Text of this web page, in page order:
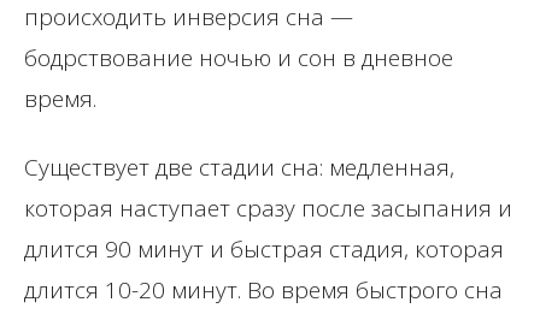
происходить инверсия сна —
бодрствование ночью и сон в дневное
время.
Существует две стадии сна: медленная,
которая наступает сразу после засыпания и
длится 90 минут и быстрая стадия, которая
длится 10-20 минут. Во время быстрого сна